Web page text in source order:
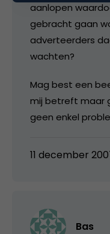
aanlopen
gebracht gaan
adverteerders
wachten?
Mag best een
mij betreft maar
geen enkel
11 december
Bas